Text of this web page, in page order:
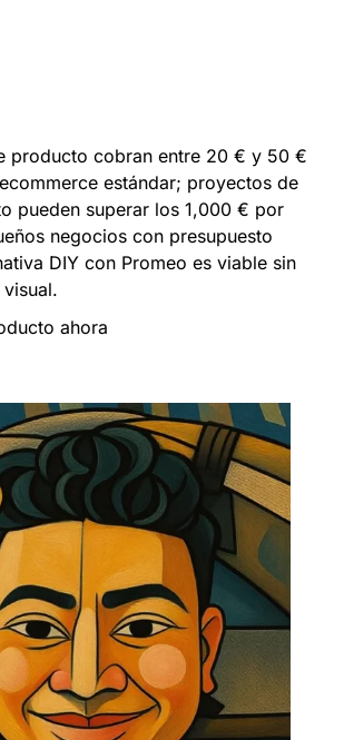
producto cobran entre 20 € y 50 €
estándar; proyectos de
pueden superar los 1,000 € por
negocios con presupuesto
DIY con Promeo es viable sin
ahora